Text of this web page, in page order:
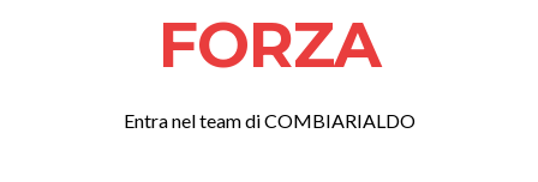
FORZA
Entra nel team di COMBIARIALDO